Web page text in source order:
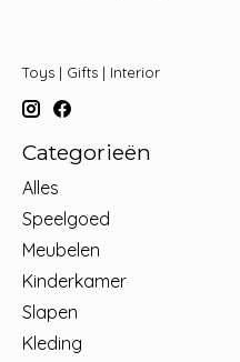
Toys | Gifts | Interior
Categorieën
Alles
Speelgoed
Meubelen
Kinderkamer
Slapen
Kleding